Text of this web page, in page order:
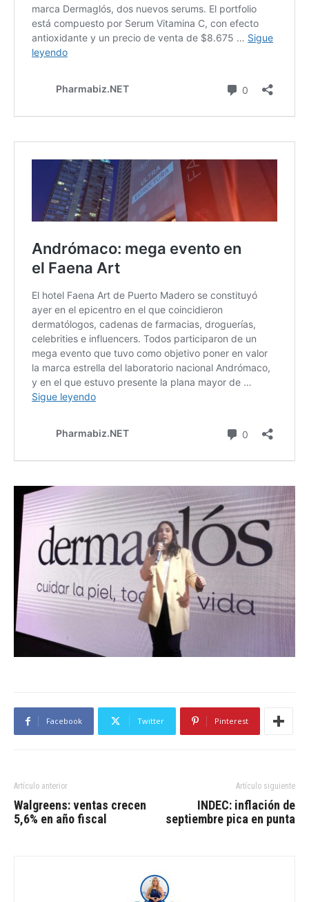
Facebook Twitter Pinterest
Artículo anterior
Walgreens: ventas crecen
5,6% en año fiscal
Artículo siguiente
INDEC: inflación de
septiembre pica en punta